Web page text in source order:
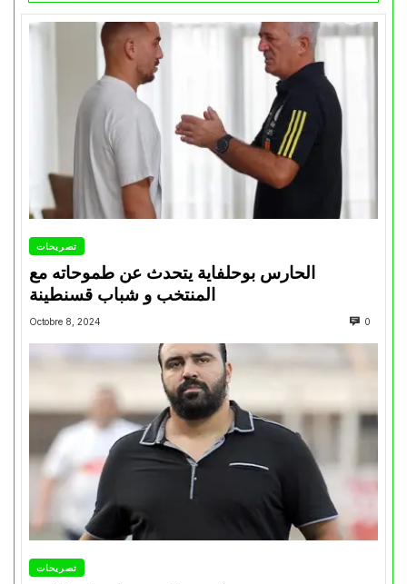
تصريحات
الحارس بوحلفاية يتحدث عن طموحاته مع
المنتخب و شباب قسنطينة
Octobre 8, 2024 0
تصريحات